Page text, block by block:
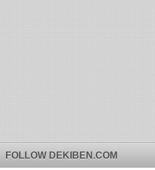
FOLLOW DEKIBEN.COM